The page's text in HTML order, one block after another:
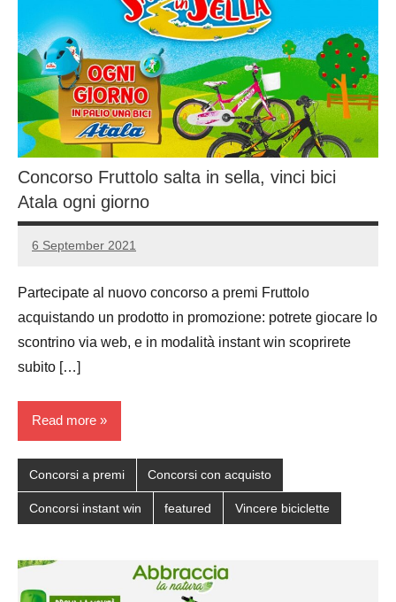
Concorso Fruttolo salta in sella, vinci bici
Atala ogni giorno
6 September 2021
Luca
No
Partecipate al nuovo concorso a premi Fruttolo
acquistando un prodotto in promozione: potrete giocare lo
scontrino via web, e in modalità instant win scoprirete
subito […]
Read more
Concorsi a premi Concorsi con acquisto
Concorsi instant win featured Vincere biciclette